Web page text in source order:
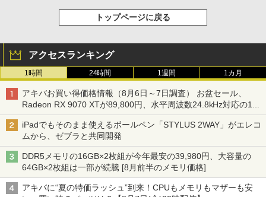
トップページに戻る
アクセスランキング
1時間 24時間 1週間 1カ月
アキバお買い得価格情報（8月6日～7日調査） お盆セール、
Radeon RX 9070 XTが89,800円、水平周波数24.8kHz対応の17
型モニターが9,801円、暑さ指数連動セール ほか
iPadでもそのまま使えるボールペン「STYLUS 2WAY」がエレコ
ムから、ゼブラと共同開発
DDR5メモリの16GB×2枚組が今年最安の39,980円、大容量の
64GB×2枚組は一部が続騰 [8月前半のメモリ価格]
アキバに“夏の特価ラッシュ”到来！CPUもメモリもマザーも安